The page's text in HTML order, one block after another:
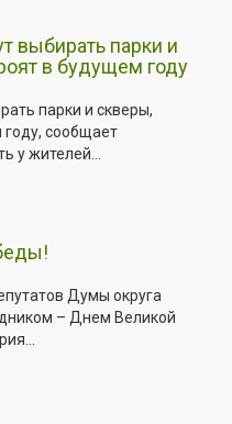
выбирать парки и
в будущем году
парки и скверы,
году, сообщает
у жителей...
Думы округа
– Днем Великой